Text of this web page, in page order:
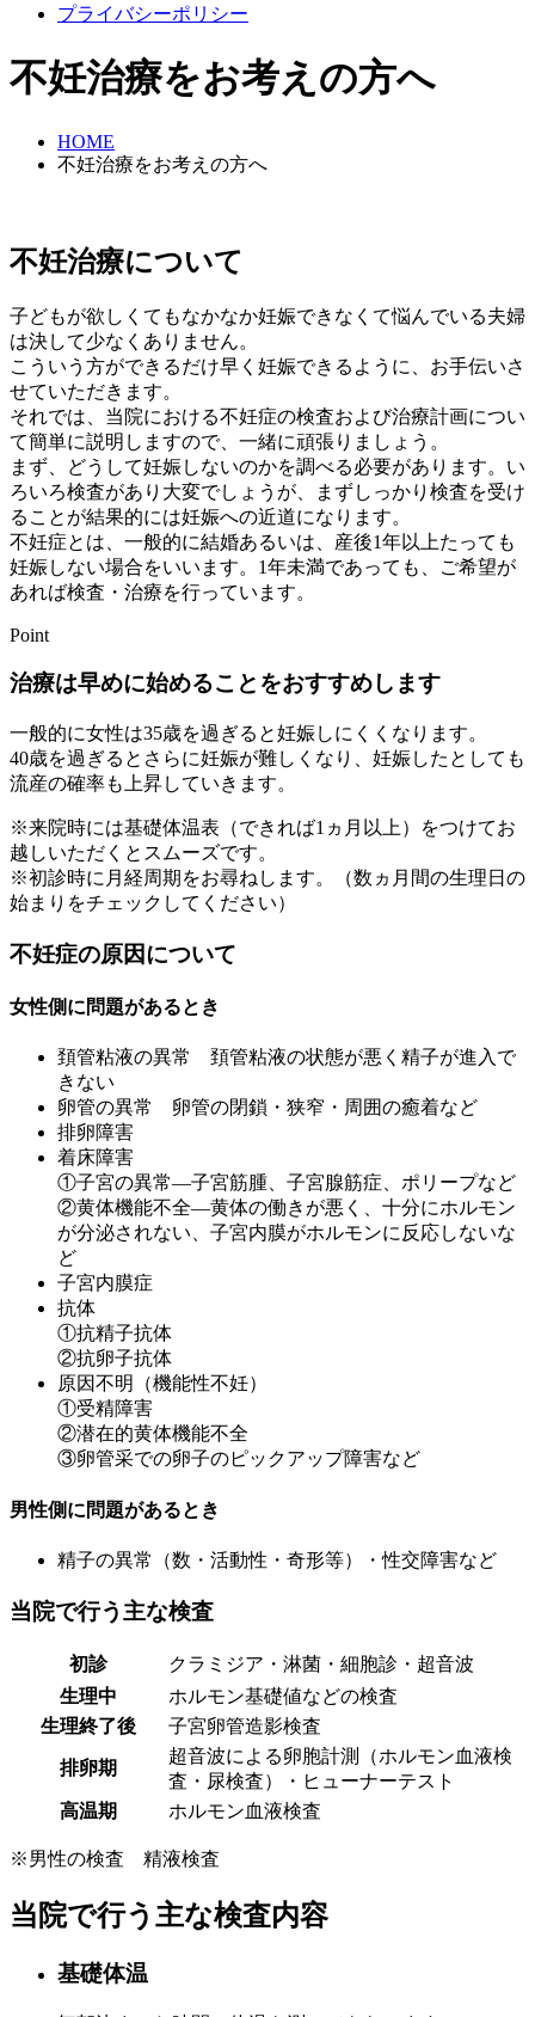
プライバシーポリシー
不妊治療をお考えの方へ
HOME
不妊治療をお考えの方へ
不妊治療について
子どもが欲しくてもなかなか妊娠できなくて悩んでいる夫婦
は決して少なくありません。
こういう方ができるだけ早く妊娠できるように、お手伝いさ
せていただきます。
それでは、当院における不妊症の検査および治療計画につい
て簡単に説明しますので、一緒に頑張りましょう。
まず、どうして妊娠しないのかを調べる必要があります。い
ろいろ検査があり大変でしょうが、まずしっかり検査を受け
ることが結果的には妊娠への近道になります。
不妊症とは、一般的に結婚あるいは、産後1年以上たっても
妊娠しない場合をいいます。1年未満であっても、ご希望が
あれば検査・治療を行っています。
Point
治療は早めに始めることをおすすめします
一般的に女性は35歳を過ぎると妊娠しにくくなります。
40歳を過ぎるとさらに妊娠が難しくなり、妊娠したとしても
流産の確率も上昇していきます。
※来院時には基礎体温表（できれば1ヵ月以上）をつけてお
越しいただくとスムーズです。
※初診時に月経周期をお尋ねします。（数ヵ月間の生理日の
始まりをチェックしてください）
不妊症の原因について
女性側に問題があるとき
頚管粘液の異常 頚管粘液の状態が悪く精子が進入で
きない
卵管の異常 卵管の閉鎖・狭窄・周囲の癒着など
排卵障害
着床障害
①子宮の異常―子宮筋腫、子宮腺筋症、ポリープなど
②黄体機能不全―黄体の働きが悪く、十分にホルモン
が分泌されない、子宮内膜がホルモンに反応しないな
ど
子宮内膜症
抗体
①抗精子抗体
②抗卵子抗体
原因不明（機能性不妊）
①受精障害
②潜在的黄体機能不全
③卵管采での卵子のピックアップ障害など
男性側に問題があるとき
精子の異常（数・活動性・奇形等）・性交障害など
当院で行う主な検査
初診
クラミジア・淋菌・細胞診・超音波
生理中
ホルモン基礎値などの検査
生理終了後
子宮卵管造影検査
排卵期
超音波による卵胞計測（ホルモン血液検
査・尿検査）・ヒューナーテスト
高温期
ホルモン血液検査
※男性の検査 精液検査
当院で行う主な検査内容
基礎体温